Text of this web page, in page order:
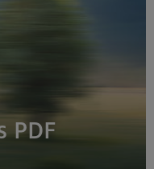
PDF